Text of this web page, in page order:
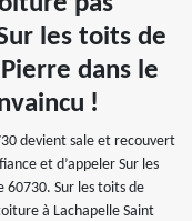
les toits de
dans le
!
devient sale et recouvert
et d’appeler Sur les
60730. Sur les toits de
à Lachapelle Saint